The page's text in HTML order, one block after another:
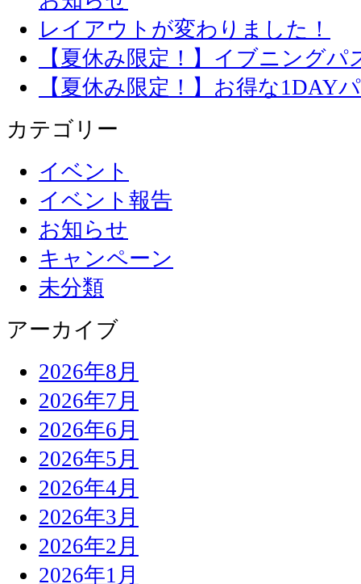
レイアウトが変わりました！
【夏休み限定！】イブニング
【夏休み限定！】お得な1DAY
カテゴリー
イベント
イベント報告
お知らせ
キャンペーン
未分類
アーカイブ
2026年8月
2026年7月
2026年6月
2026年5月
2026年4月
2026年3月
2026年2月
2026年1月